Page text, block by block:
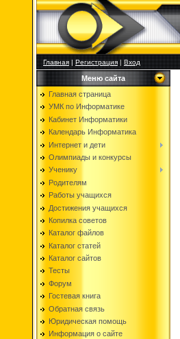
Главная|Регистрация|Вход
Меню сайта
Главная страница
УМК по Информатике
Кабинет Информатики
Календарь Информатика
Интернет и дети
Олимпиады и конкурсы
Ученику
Родителям
Работы учащихся
Достижения учащихся
Копилка советов
Каталог файлов
Каталог статей
Каталог сайтов
Тесты
Форум
Гостевая книга
Обратная связь
Юридическая помощь
Информация о сайте